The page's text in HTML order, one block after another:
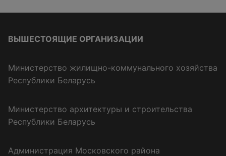
ВЫШЕСТОЯЩИЕ ОРГАНИЗАЦИИ
Министерство жилищно-коммунального хозяйства
Республики Беларусь
Министерство архитектуры и строительства
Республики Беларусь
Администрация Московского района